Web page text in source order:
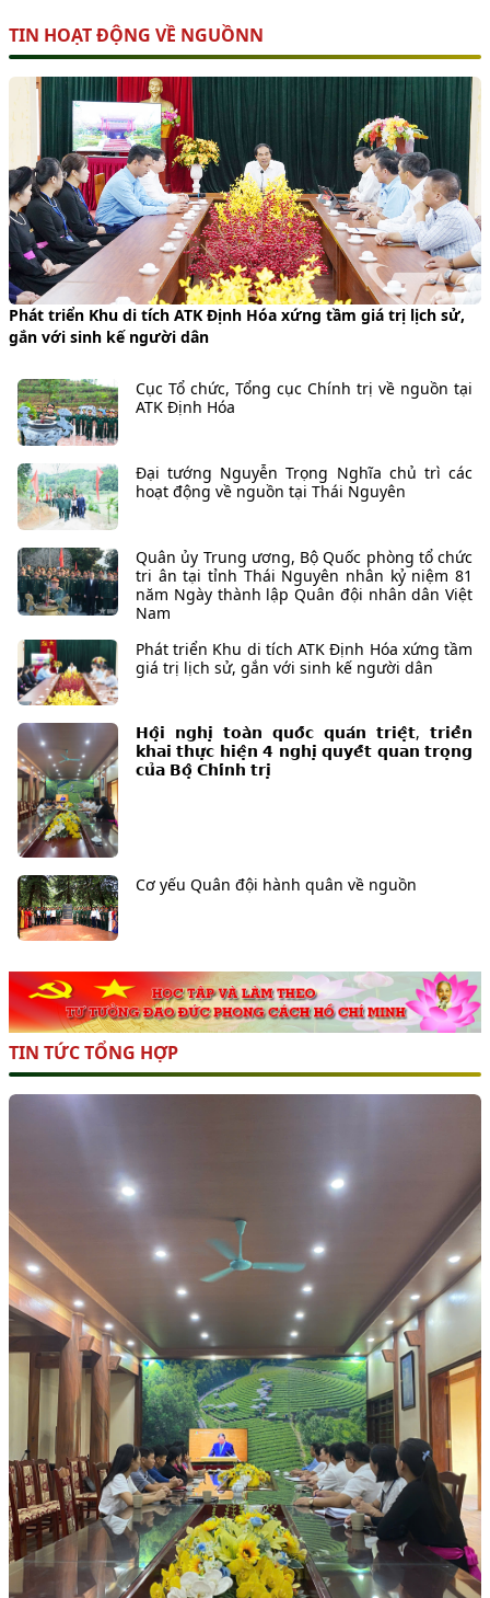
TIN HOẠT ĐỘNG VỀ NGUỒNN
Phát triển Khu di tích ATK Định Hóa xứng tầm giá trị lịch sử,
gắn với sinh kế người dân
Cục Tổ chức, Tổng cục Chính trị về nguồn tại
ATK Định Hóa
Đại tướng Nguyễn Trọng Nghĩa chủ trì các
hoạt động về nguồn tại Thái Nguyên
Quân ủy Trung ương, Bộ Quốc phòng tổ chức
tri ân tại tỉnh Thái Nguyên nhân kỷ niệm 81
năm Ngày thành lập Quân đội nhân dân Việt
Nam
Phát triển Khu di tích ATK Định Hóa xứng tầm
giá trị lịch sử, gắn với sinh kế người dân
𝗛𝗼̣̂𝗶 𝗻𝗴𝗵𝗶̣ 𝘁𝗼𝗮̀𝗻 𝗾𝘂𝗼̂́𝗰 𝗾𝘂𝗮́𝗻 𝘁𝗿𝗶𝗲̣̂𝘁, 𝘁𝗿𝗶𝗲̂̉𝗻
𝗸𝗵𝗮𝗶 𝘁𝗵𝘂̛̣𝗰 𝗵𝗶𝗲̣̂𝗻 𝟰 𝗻𝗴𝗵𝗶̣ 𝗾𝘂𝘆𝗲̂́𝘁 𝗾𝘂𝗮𝗻 𝘁𝗿𝗼̣𝗻𝗴
𝗰𝘂̉𝗮 𝗕𝗼̣̂ 𝗖𝗵𝗶́𝗻𝗵 𝘁𝗿𝗶̣
Cơ yếu Quân đội hành quân về nguồn
TIN TỨC TỔNG HỢP